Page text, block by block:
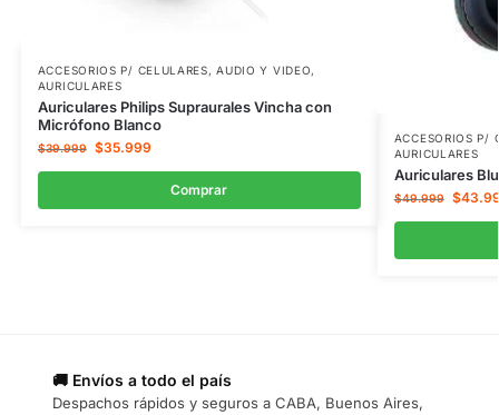
ACCESORIOS P/ CELULARES,AUDIO Y VIDEO,
AURICULARES
Auriculares Philips Supraurales Vincha con
Micrófono Blanco
$39.999 $35.999
Comprar
ACCESORIOS P/
AURICULARES
Auriculares
$49.999 $
🚚 Envíos a todo el país
Despachos rápidos y seguros a CABA, Buenos Aires,